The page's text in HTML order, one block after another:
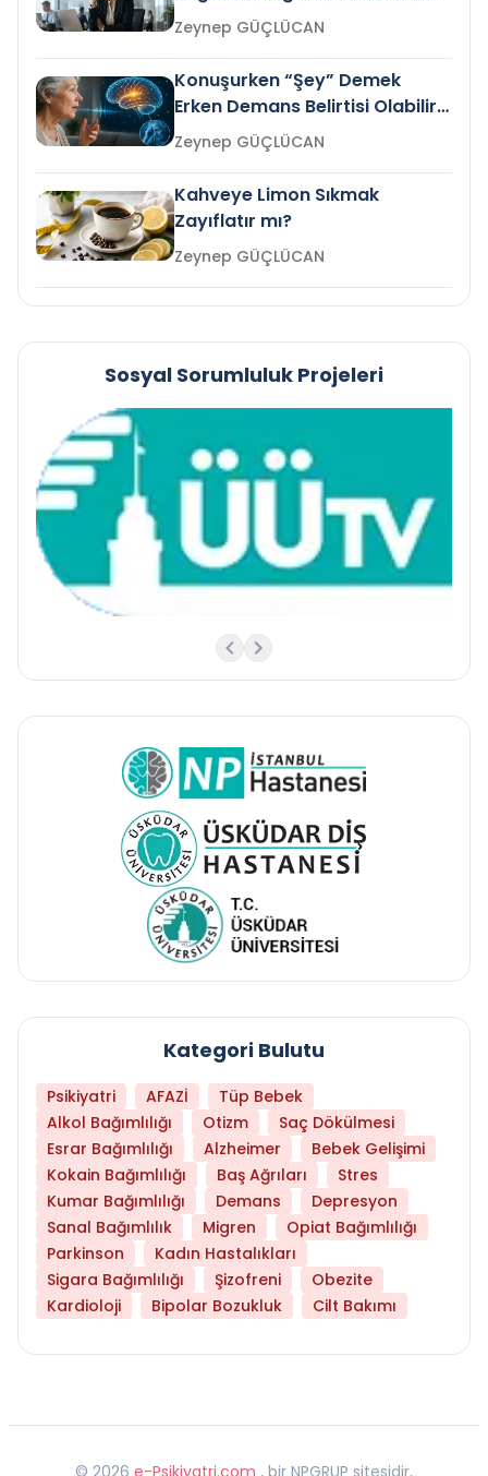
Gelir mi?Zeynep GÜÇLÜCAN
Konuşurken “Şey” Demek
Erken Demans Belirtisi Olabilir
mi?
Zeynep GÜÇLÜCAN
Kahveye Limon Sıkmak
Zayıflatır mı?
Zeynep GÜÇLÜCAN
Sosyal Sorumluluk Projeleri
Kategori Bulutu
Psikiyatri AFAZİ
Tüp Bebek
Alkol Bağımlılığı
Otizm
Saç Dökülmesi
Esrar Bağımlılığı
Alzheimer
Bebek Gelişimi
Kokain Bağımlılığı
Baş Ağrıları
Stres
Kumar Bağımlılığı
Demans
Depresyon
Sanal Bağımlılık
Migren
Opiat Bağımlılığı
Parkinson
Kadın Hastalıkları
Sigara Bağımlılığı
Şizofreni
Obezite
Kardioloji
Bipolar Bozukluk Cilt Bakımı
© 2026 e-Psikiyatri.com , bir NPGRUP sitesidir,